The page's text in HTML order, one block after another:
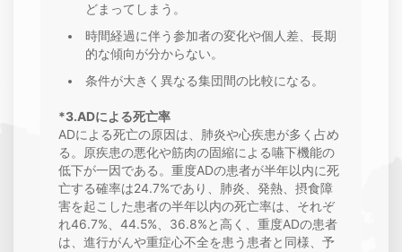
どまってしまう。
時間経過に伴う参加者の変化や個人差、長期
的な傾向が分からない。
条件が大きく異なる集団間の比較になる。
*3.ADによる死亡率
ADによる死亡の原因は、肺炎や心疾患が多く占め
る。原疾患の悪化や筋肉の固縮による嚥下機能の
低下が一因である。重度ADの患者が半年以内に死
亡する確率は24.7%であり、肺炎、発熱、摂食障
害を起こした患者の半年以内の死亡率は、それぞ
れ46.7%、44.5%、36.8%と高く、重度ADの患者
は、進行がんや重症心不全を患う患者と同様、予